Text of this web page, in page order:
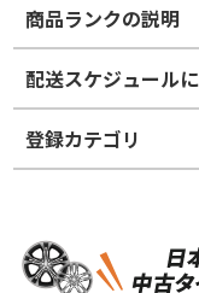
商品ランクの説明
※商品ランクは出品者
か
ホイールランク
配送スケジュール
登録カテゴリ
ホイールのみ